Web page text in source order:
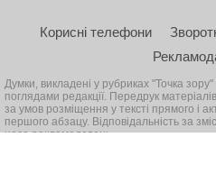
Корисні телефони
Думки, викладені у рубриках "Точка
поглядами редакції. Передрук
за умов розміщення у тексті прямого і
першого абзацу. Відповідальність за
несе рекламодавець